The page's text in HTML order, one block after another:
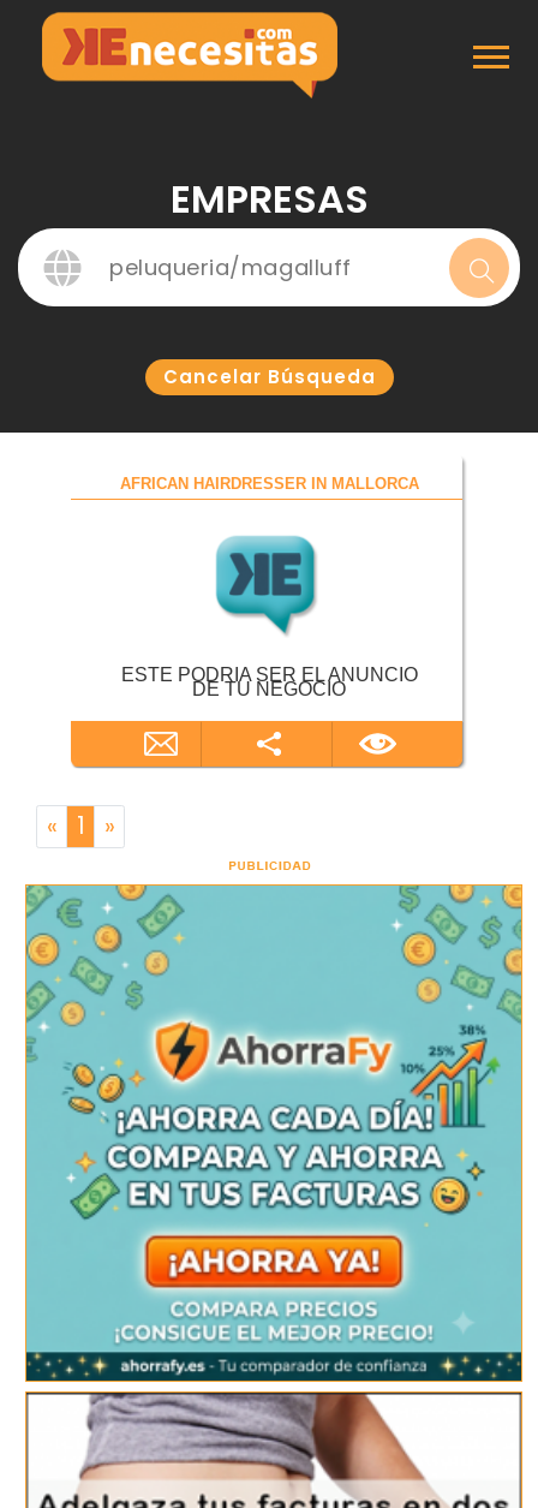
EMPRESAS
Cancelar Búsqueda
AFRICAN HAIRDRESSER IN MALLORCA
ESTE PODRIA SER EL ANUNCIO
DE TU NEGOCIO
« 1 »